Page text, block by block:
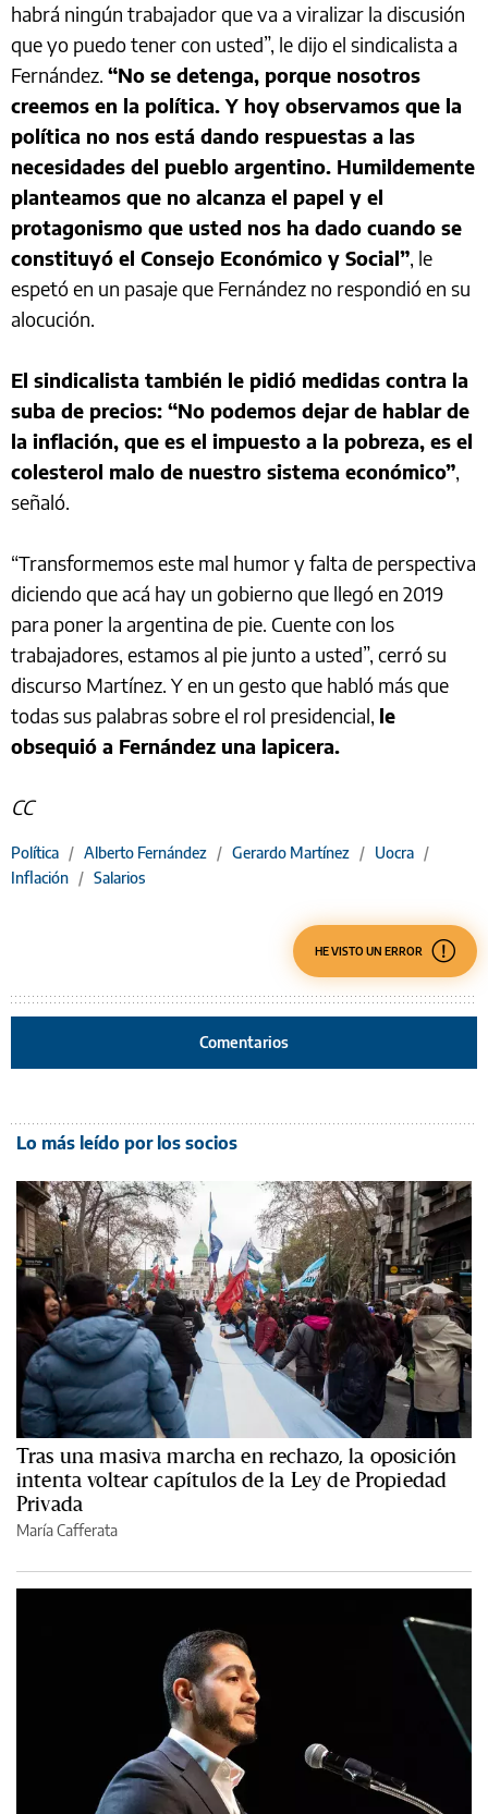
habrá ningún trabajador que va a viralizar la discusión
que yo puedo tener con usted”, le dijo el sindicalista a
Fernández. “No se detenga, porque nosotros
creemos en la política. Y hoy observamos que la
política no nos está dando respuestas a las
necesidades del pueblo argentino. Humildemente
planteamos que no alcanza el papel y el
protagonismo que usted nos ha dado cuando se
constituyó el Consejo Económico y Social”, le
espetó en un pasaje que Fernández no respondió en su
alocución.
El sindicalista también le pidió medidas contra la
suba de precios: “No podemos dejar de hablar de
la inflación, que es el impuesto a la pobreza, es el
colesterol malo de nuestro sistema económico”,
señaló.
“Transformemos este mal humor y falta de perspectiva
diciendo que acá hay un gobierno que llegó en 2019
para poner la argentina de pie. Cuente con los
trabajadores, estamos al pie junto a usted”, cerró su
discurso Martínez. Y en un gesto que habló más que
todas sus palabras sobre el rol presidencial, le
obsequió a Fernández una lapicera.
CC
Política / Alberto Fernández / Gerardo Martínez / Uocra /
Inflación / Salarios
HE VISTO UN ERROR
Comentarios
Lo más leído por los socios
Tras una masiva marcha en rechazo, la oposición
intenta voltear capítulos de la Ley de Propiedad
Privada
María Cafferata